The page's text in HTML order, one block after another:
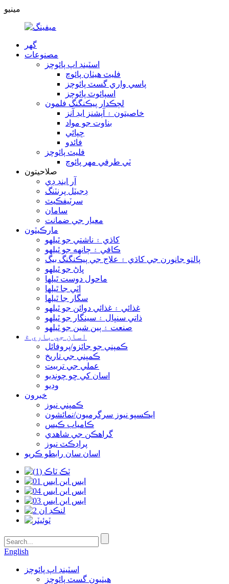
مينيو
گھر
مصنوعات
اسٽينڊ اپ پائوچز
فليٽ هيٺان پائوچ
پاسي واري گسٽ پائوچز
اسپائوٽ پائوچز
لچڪدار پيڪنگنگ فلمون
خاصيتون ۽ آپشنز ايڊ آنز
بناوت جو مواد
ڇپائي
فائدو
فليٽ پائوچز
ٽي طرفي مهر پائوچ
صلاحيتون
آر اينڊ ڊي
ڊجيٽل پرنٽنگ
سرٽيفڪيٽ
سامان
معيار جي ضمانت
مارڪيٽون
کاڌي ۽ ناشتي جو ٿيلهو
ڪافي ۽ چانهه جو ٿيلهو
پالتو جانورن جي کاڌي ۽ علاج جي پيڪنگنگ بيگ
ڀاڻ جو ٿيلهو
ماحول دوست ٿيلها
اٽي جا ٿيلها
سگار جا ٿيلها
غذائي ۽ غذائي دوائن جو ٿيلهو
ذاتي سنڀال ۽ سينگار جو ٿيلهو
صنعت ۽ ٻين شين جو ٿيلهو
اسان جي باري ۾
ڪمپني جو جائزو/پروفائل
ڪمپني جي تاريخ
عملي جي تربيت
اسان کي ڇو چونڊيو
وڊيو
خبرون
ڪمپني نيوز
ايڪسپو نيوز سرگرميون/نمائشون
ڪامياب ڪيس
گراهڪن جي شاهدي
پراڊڪٽ نيوز
اسان سان رابطو ڪريو
English
اسٽينڊ اپ پائوچز
هيٺيون گسٽ پائوچز